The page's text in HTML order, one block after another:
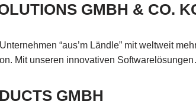
GMBH & CO.
“aus’m Ländle” mit weltweit
Mit unseren innovativen
GMBH